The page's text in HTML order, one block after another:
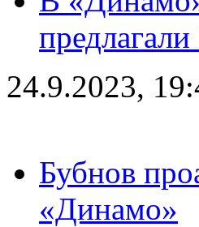
24.9.2023,
Бубнов
«Динамо»